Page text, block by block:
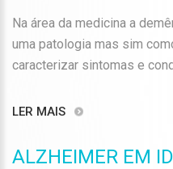
Na área da medicina a
uma patologia mas sim
caracterizar sintomas e
LER MAIS
ALZHEIMER EM